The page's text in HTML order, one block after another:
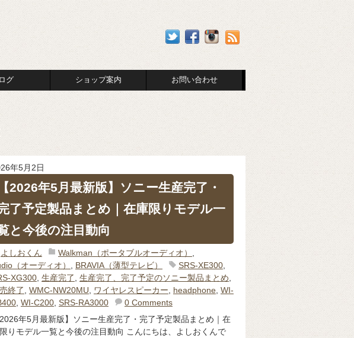
グ ショップ案内 お問い合わせ
年5月2日
【2026年5月最新版】ソニー生産完了・
了予定製品まとめ｜在庫限りモデル一
と今後の注目動向
よしおくん Walkman（ポータブルオーディオ）
（オーディオ）
BRAVIA（薄型テレビ） SRS-XE300,
XG300, 生産完了 生産完了、完了予定のソニー製品まとめ
終了
WMC-NW20MU ワイヤレスピーカー headphone, WI-
, WI-C200, SRS-RA3000
0 Comments
2026年5月最新版】ソニー生産完了・完了予定製品まとめ｜在
りモデル一覧と今後の注目動向 こんにちは、よしおくんで